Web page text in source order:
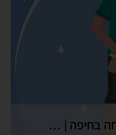
אטרקציות בקורונה בחיפה | חדרי בריחה בחיפה | גלדיאטור